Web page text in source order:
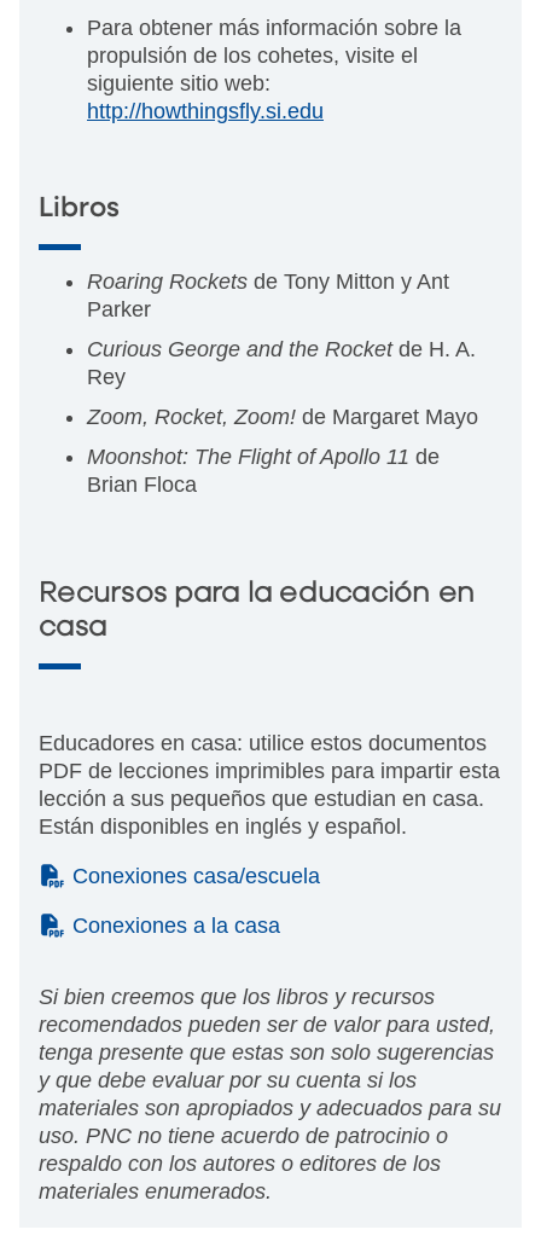
Para obtener más información sobre la
propulsión de los cohetes, visite el
siguiente sitio web:
http://howthingsfly.si.edu
Libros
Roaring Rockets de Tony Mitton y Ant
Parker
Curious George and the Rocketde H. A.
Rey
Zoom, Rocket, Zoom! de Margaret Mayo
Moonshot: The Flight of Apollo 11 de
Brian Floca
Recursos para la educación en
casa
Educadores en casa: utilice estos documentos
PDF de lecciones imprimibles para impartir esta
lección a sus pequeños que estudian en casa.
Están disponibles en inglés y español.
(PDF)
Conexiones casa/escuela
(PDF)
Conexiones a la casa
Si bien creemos que los libros y recursos
recomendados pueden ser de valor para usted,
tenga presente que estas son solo sugerencias
y que debe evaluar por su cuenta si los
materiales son apropiados y adecuados para su
uso. PNC no tiene acuerdo de patrocinio o
respaldo con los autores o editores de los
materiales enumerados.